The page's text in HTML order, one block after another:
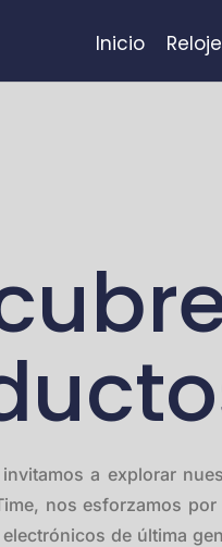
Inicio
a explorar
nos esforzamos
de última